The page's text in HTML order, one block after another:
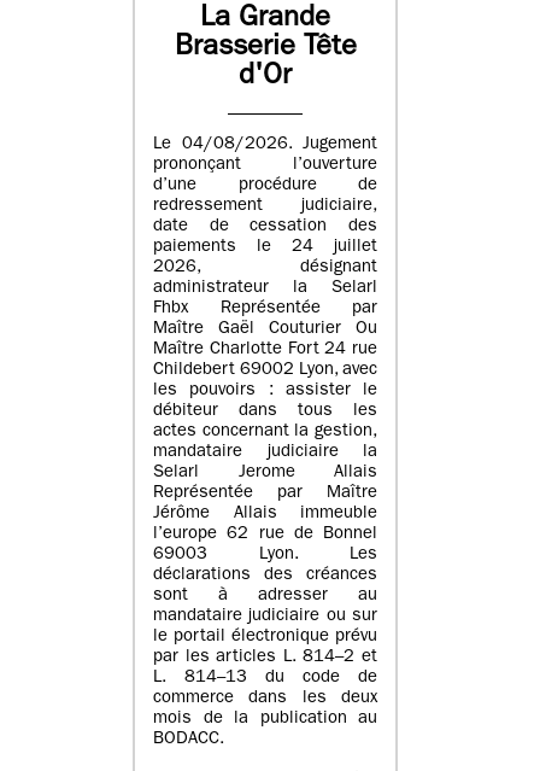
La Grande
Brasserie Tête
d'Or
Le 04/08/2026. Jugement
prononçant l’ouverture
d’une procédure de
redressement judiciaire,
date de cessation des
paiements le 24 juillet
2026, désignant
administrateur la Selarl
Fhbx Représentée par
Maître Gaël Couturier Ou
Maître Charlotte Fort 24 rue
Childebert 69002 Lyon, avec
les pouvoirs : assister le
débiteur dans tous les
actes concernant la gestion,
mandataire judiciaire la
Selarl Jerome Allais
Représentée par Maître
Jérôme Allais immeuble
l’europe 62 rue de Bonnel
69003 Lyon. Les
déclarations des créances
sont à adresser au
mandataire judiciaire ou sur
le portail électronique prévu
par les articles L. 814–2 et
L. 814–13 du code de
commerce dans les deux
mois de la publication au
BODACC.